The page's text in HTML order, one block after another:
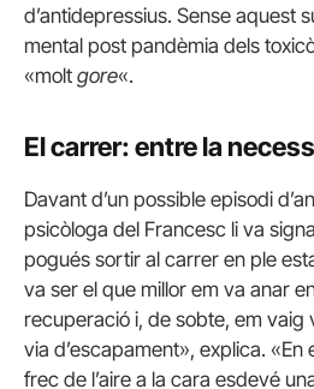
d’antidepressius. Sense aquest
mental post pandèmia dels
«molt gore«.
El carrer: entre la
Davant d’un possible episodi
psicòloga del Francesc li va
pogués sortir al carrer en ple
va ser el que millor em va anar
recuperació i, de sobte, em vaig
via d’escapament», explica.
frec de l’aire a la cara esdevé